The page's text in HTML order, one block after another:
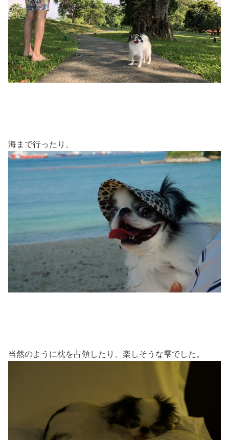
海まで行ったり、
当然のように枕を占領したり、楽しそうな雫でした。